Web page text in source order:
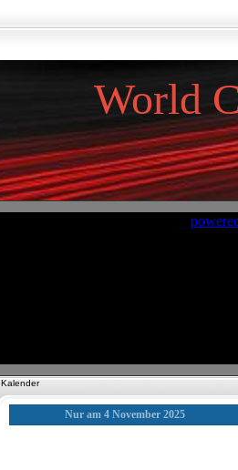
World
Kalender
Nur am 4 November 2025